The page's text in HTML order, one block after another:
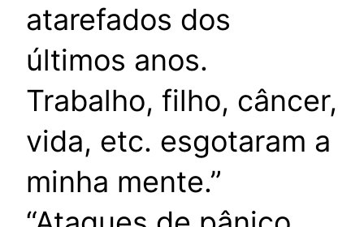
atarefados dos
últimos anos.
Trabalho, filho, câncer,
vida, etc. esgotaram a
minha mente.”